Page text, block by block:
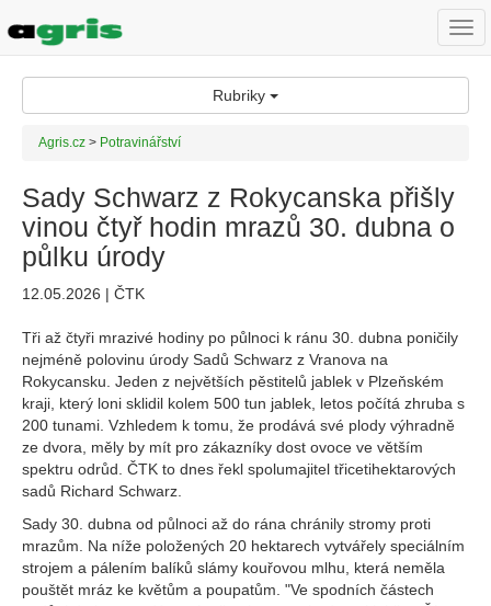
Rubriky
Agris.cz > Potravinářství
Sady Schwarz z Rokycanska přišly
vinou čtyř hodin mrazů 30. dubna o
půlku úrody
12.05.2026 | ČTK
Tři až čtyři mrazivé hodiny po půlnoci k ránu 30. dubna poničily
nejméně polovinu úrody Sadů Schwarz z Vranova na
Rokycansku. Jeden z největších pěstitelů jablek v Plzeňském
kraji, který loni sklidil kolem 500 tun jablek, letos počítá zhruba s
200 tunami. Vzhledem k tomu, že prodává své plody výhradně
ze dvora, měly by mít pro zákazníky dost ovoce ve větším
spektru odrůd. ČTK to dnes řekl spolumajitel třicetihektarových
sadů Richard Schwarz.
Sady 30. dubna od půlnoci až do rána chránily stromy proti
mrazům. Na níže položených 20 hektarech vytvářely speciálním
strojem a pálením balíků slámy kouřovou mlhu, která neměla
pouštět mráz ke květům a poupatům. "Ve spodních částech